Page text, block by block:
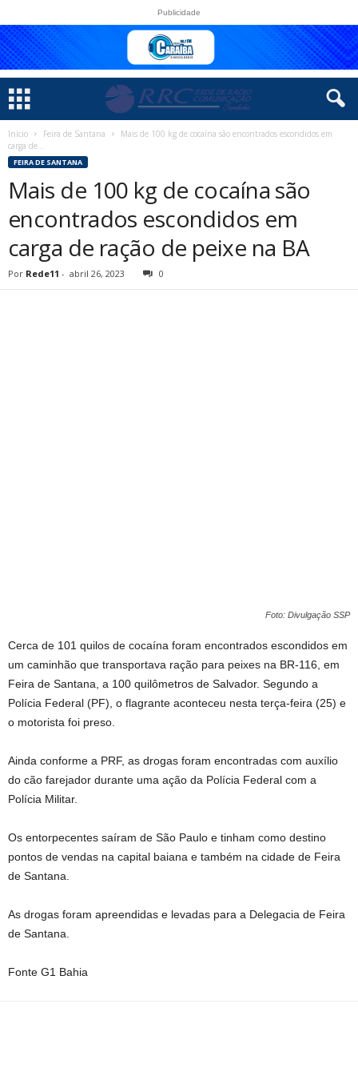
Publicidade
Início Feira de Santana
Mais de 100 kg de cocaína são encontrados escondidos em
carga de...
FEIRA DE SANTANA
Mais de 100 kg de cocaína são
encontrados escondidos em
carga de ração de peixe na BA
Por Rede11 - abril 26, 2023 0
Foto: Divulgação SSP
Cerca de 101 quilos de cocaína foram encontrados escondidos em
um caminhão que transportava ração para peixes na BR-116, em
Feira de Santana, a 100 quilômetros de Salvador. Segundo a
Polícia Federal (PF), o flagrante aconteceu nesta terça-feira (25) e
o motorista foi preso.
Ainda conforme a PRF, as drogas foram encontradas com auxílio
do cão farejador durante uma ação da Polícia Federal com a
Polícia Militar.
Os entorpecentes saíram de São Paulo e tinham como destino
pontos de vendas na capital baiana e também na cidade de Feira
de Santana.
As drogas foram apreendidas e levadas para a Delegacia de Feira
de Santana.
Fonte G1 Bahia